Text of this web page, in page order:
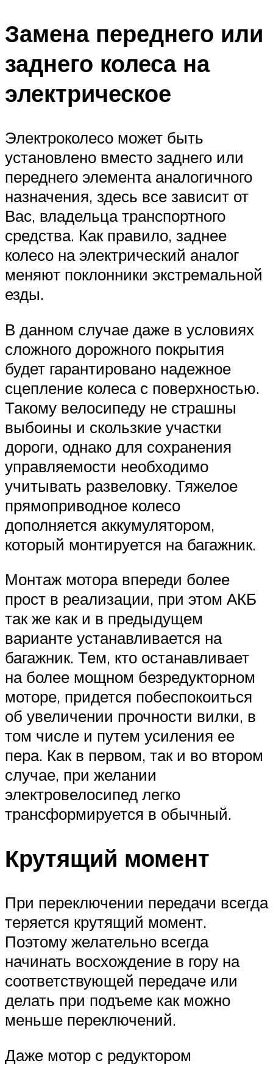
Замена переднего или
заднего колеса на
электрическое
Электроколесо может быть
установлено вместо заднего или
переднего элемента аналогичного
назначения, здесь все зависит от
Вас, владельца транспортного
средства. Как правило, заднее
колесо на электрический аналог
меняют поклонники экстремальной
езды.
В данном случае даже в условиях
сложного дорожного покрытия
будет гарантировано надежное
сцепление колеса с поверхностью.
Такому велосипеду не страшны
выбоины и скользкие участки
дороги, однако для сохранения
управляемости необходимо
учитывать развеловку. Тяжелое
прямоприводное колесо
дополняется аккумулятором,
который монтируется на багажник.
Монтаж мотора впереди более
прост в реализации, при этом АКБ
так же как и в предыдущем
варианте устанавливается на
багажник. Тем, кто останавливает
на более мощном безредукторном
моторе, придется побеспокоиться
об увеличении прочности вилки, в
том числе и путем усиления ее
пера. Как в первом, так и во втором
случае, при желании
электровелосипед легко
трансформируется в обычный.
Крутящий момент
При переключении передачи всегда
теряется крутящий момент.
Поэтому желательно всегда
начинать восхождение в гору на
соответствующей передаче или
делать при подъеме как можно
меньше переключений.
Даже мотор с редуктором